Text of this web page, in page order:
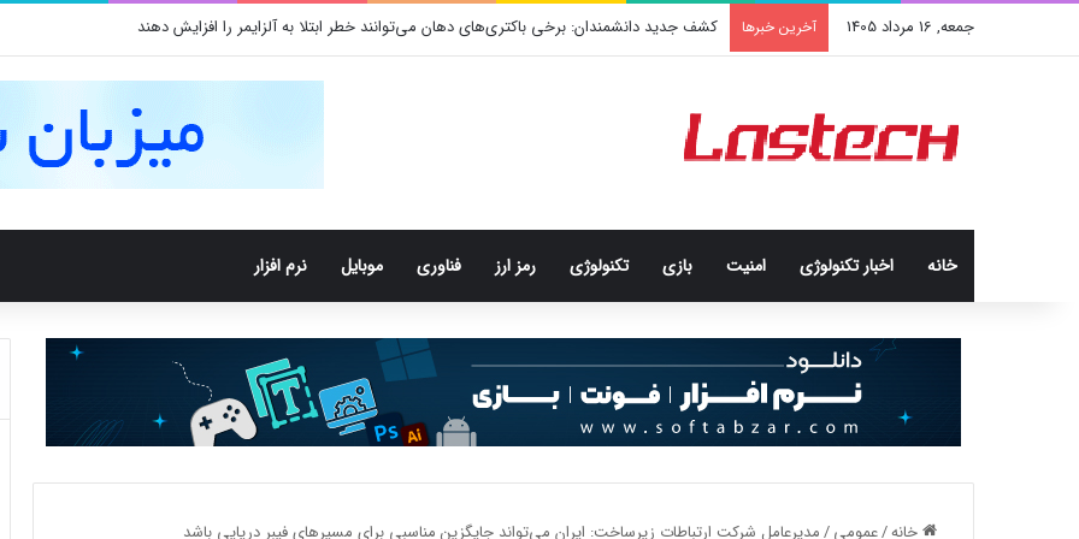
جمعه, 16 مرداد 1405 آخرین خبرها کشف جدید دانشمندان: برخی باکتری‌های دهان می‌توانند خطر ابتلا به آلزایمر را افزایش دهند
خانه اخبار تکنولوژی امنيت بازی تکنولوژی رمز ارز فناوری موبایل نرم افزار
خانه/عمومی/مدیرعامل شرکت ارتباطات زیرساخت: ایران می‌تواند جایگزین مناسبی برای مسیرهای فیبر دریایی باشد